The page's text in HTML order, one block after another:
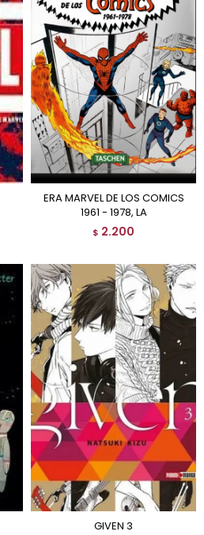
ERA MARVEL DE LOS COMICS
1961 - 1978, LA
$ 2.200
GIVEN 3